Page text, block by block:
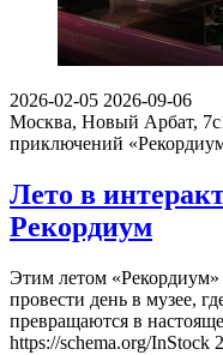
2026-02-05 2026-09-06
Москва, Новый Арбат,
приключений
Лето в
Рекордиум
Этим летом «Рекордиум»
провести день в музее,
превращаются в
https://schema.org/InStock